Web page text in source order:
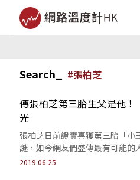
Search_ #張柏芝
傳張柏芝第三胎生父是他
光
張柏芝日前證實喜獲第三胎「小
謎，如今網友們盛傳最有可能的
2019.06.25